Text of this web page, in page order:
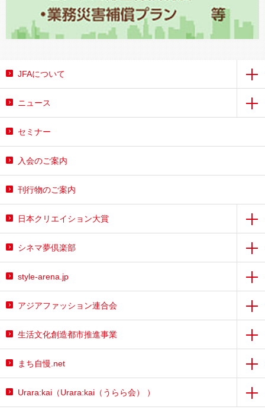
JFAについて
ニュース
セミナー
入会のご案内
刊行物のご案内
日本クリエイション大賞
シネマ夢倶楽部
style-arena.jp
アジアファッション連合会
生活文化創造都市推進事業
まち自慢.net
Urara:kai（Urara:kai（うらら会） ）